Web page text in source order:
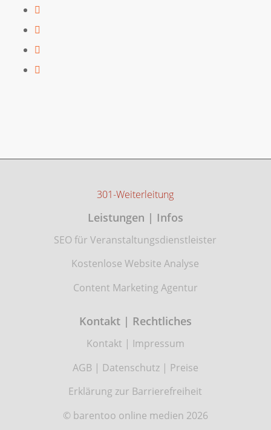
301-Weiterleitung
Leistungen | Infos
SEO für Veranstaltungsdienstleister
Kostenlose Website Analyse
Content Marketing Agentur
Kontakt | Rechtliches
Kontakt | Impressum
AGB| Datenschutz| Preise
Erklärung zur Barrierefreiheit
© barentoo online medien 2026